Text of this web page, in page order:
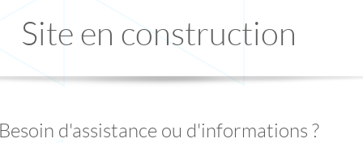
Site en construction
Besoin d'assistance ou d'informations ?